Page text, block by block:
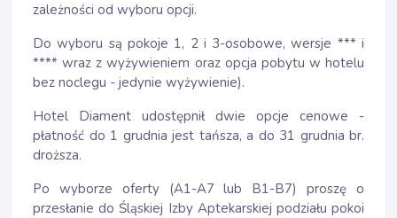
zależności od wyboru opcji.
Do wyboru są pokoje 1, 2 i 3-osobowe, wersje *** i
**** wraz z wyżywieniem oraz opcja pobytu w hotelu
bez noclegu - jedynie wyżywienie).
Hotel Diament udostępnił dwie opcje cenowe -
płatność do 1 grudnia jest tańsza, a do 31 grudnia br.
droższa.
Po wyborze oferty (A1-A7 lub B1-B7) proszę o
przesłanie do Śląskiej Izby Aptekarskiej podziału pokoi